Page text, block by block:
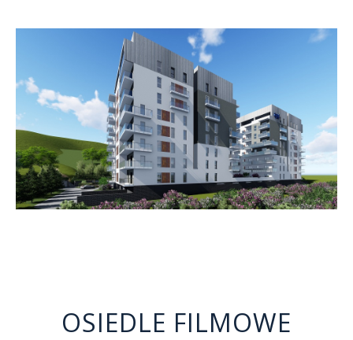
OSIEDLE FILMOWE